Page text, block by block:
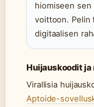
hiomiseen
voittoon. Pelin
digitaalisen
Huijauskoodit ja
Virallisia
Aptoide-